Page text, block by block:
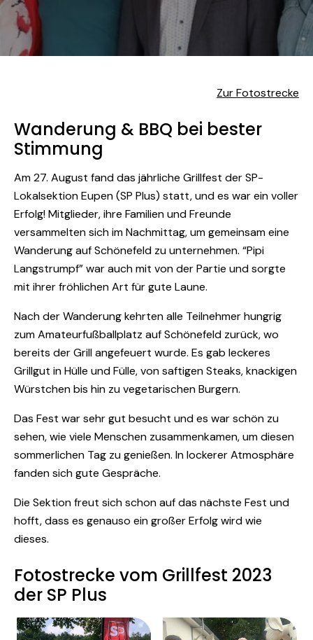
Zur Fotostrecke
Wanderung & BBQ bei bester
Stimmung
Am 27. August fand das jährliche Grillfest der SP-
Lokalsektion Eupen (SP Plus) statt, und es war ein voller
Erfolg! Mitglieder, ihre Familien und Freunde
versammelten sich im Nachmittag, um gemeinsam eine
Wanderung auf Schönefeld zu unternehmen. “Pipi
Langstrumpf” war auch mit von der Partie und sorgte
mit ihrer fröhlichen Art für gute Laune.
Nach der Wanderung kehrten alle Teilnehmer hungrig
zum Amateurfußballplatz auf Schönefeld zurück, wo
bereits der Grill angefeuert wurde. Es gab leckeres
Grillgut in Hülle und Fülle, von saftigen Steaks, knackigen
Würstchen bis hin zu vegetarischen Burgern.
Das Fest war sehr gut besucht und es war schön zu
sehen, wie viele Menschen zusammenkamen, um diesen
sommerlichen Tag zu genießen. In lockerer Atmosphäre
fanden sich gute Gespräche.
Die Sektion freut sich schon auf das nächste Fest und
hofft, dass es genauso ein großer Erfolg wird wie
dieses.
Fotostrecke vom Grillfest 2023
der SP Plus